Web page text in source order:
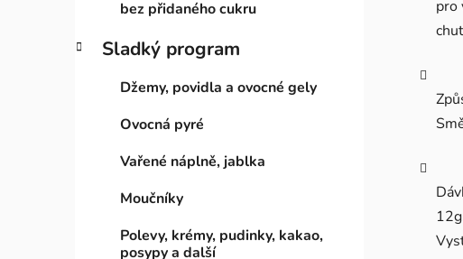
bez přidaného cukru
Sladký program
Džemy, povidla a ovocné gely
Ovocná pyré
Vařené náplně, jablka
Moučníky
Polevy, krémy, pudinky, kakao,
posypy a další
pro